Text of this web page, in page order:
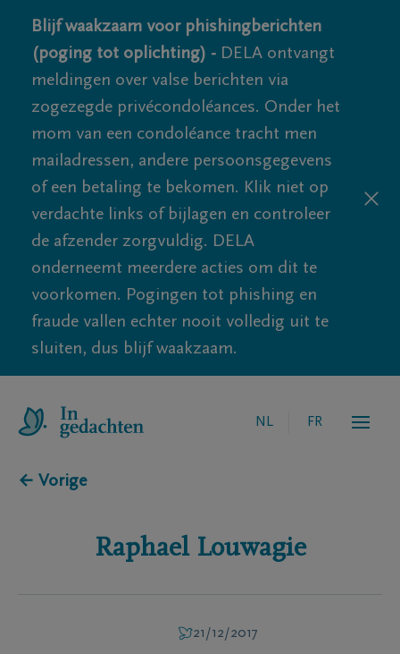
Blijf waakzaam voor phishingberichten
(poging tot oplichting) - DELA ontvangt
meldingen over valse berichten via
zogezegde privécondoléances. Onder het
mom van een condoléance tracht men
mailadressen, andere persoonsgegevens
of een betaling te bekomen. Klik niet op
verdachte links of bijlagen en controleer
de afzender zorgvuldig. DELA
onderneemt meerdere acties om dit te
voorkomen. Pogingen tot phishing en
fraude vallen echter nooit volledig uit te
sluiten, dus blijf waakzaam.
NL FR
← Vorige
Raphael Louwagie
21/12/2017